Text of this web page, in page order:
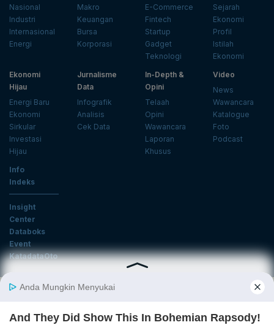
Nasional
Industri
Internasional
Energi
Makro
Keuangan
Bursa
Korporasi
E-Commerce
Fintech
Startup
Gadget
Teknologi
Sejarah
Ekonomi
Profil
Istilah
Ekonomi
Ekonomi
Hijau
Energi Baru
Ekonomi
Sirkular
Investasi
Hijau
Jurnalisme
Data
Infografik
Analisis
Cek Data
In-Depth &
Opini
Telaah
Opini
Wawancara
Laporan
Khusus
Video
News
Wawancara
Katalogue
Foto
Podcast
Info
Indeks
Insight
Center
Databoks
Event
KatadataOto
Langganan Newsletter
Daftar